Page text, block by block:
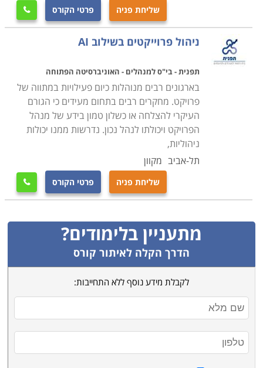
– במהלך הביצוע חובה לוודא באופן שוטף את מימוש
היעדים המתוכננים ברמת המימוש בשטח, ניצול שלל
המשאבים שהוקצו לכל מטרה, לוחות הזמנים, איכות התוצר,
וגם פיקוח על ביצועם בפועל של החוזים שנחתמו עם גורמי
משנה. אם חלה סטייה כלשהי ביחס לתכנון הראשוני,
מתבצעת בחינה מחדש של הנתונים בפועל כדי להתאים
את המהלכים לתנאי השטח שהשתנו.
– השלב האחרון והמסכם, בו נקשרים כל הקצוות,
סיום הפרוייקט הלכה למעשה, כולל סיכום כל התשלומים
הסופיים והחוזים המשפטיים הכרוכים בכך.
ארבעים למאה שעות לימוד, תלוי במוסד הלימוד, רמת
ההעמקה המוצעת, וכמות התרגולים המתבצעת בהם.
חורגים ממתכונת זו הם לימודי ניהול פרוייקטים בבניה, אשר
אורכים לרוב מאתיים שעות.
בדרך כלל אין תנאי קבלה מיוחדים מלבד מיומנות מחשב
ה-PMP
ותק בתחום ותואר אקדמי. הלימודים כוללים נושאים כמו
שליחת פניה פרטי הקורס 
ניהול פרוייקטים בשילוב AI
תפנית - בי"ס למנהלים - האוניברסיטה הפתוחה
בארגונים רבים מנוהלות כיום פעילויות במתווה של
פרויקט. מחקרים רבים בתחום מעידים כי הגורם
העיקרי להצלחה או כשלון טמון בידע של מנהל
הפרויקט ויכולתו לנהל נכון. נדרשות ממנו יכולות
ניהוליות,
תל-אביב מקוון
שליחת פניה פרטי הקורס 
מתעניין בלימודים?
הדרך הקלה לאיתור קורס
לקבלת מידע נוסף ללא התחייבות: